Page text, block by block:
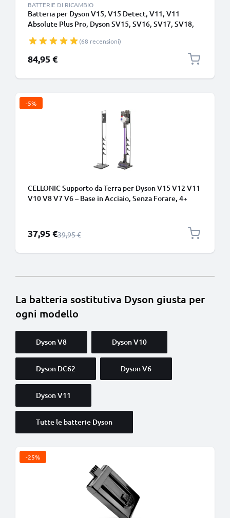
BATTERIE DI RICAMBIO
Batteria per Dyson V15, V15 Detect, V11, V11
Absolute Plus Pro, Dyson SV15, SV16, SV17, SV18,
CELLONIC
(68 recensioni)
84,95 €
-5%
CELLONIC Supporto da Terra per Dyson V15 V12 V11
V10 V8 V7 V6 – Base in Acciaio, Senza Forare, 4+
Prezzo speciale
37,95 €Prezzo normale
39,95 €
La batteria sostitutiva Dyson giusta per
ogni modello
Dyson V8 Dyson V10
Dyson DC62 Dyson V6
Dyson V11
Tutte le batterie Dyson
-25%